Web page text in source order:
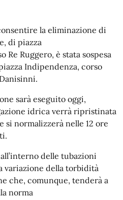
la eliminazione di
di piazza
Re Ruggero, è stata sospesa
Indipendenza, corso
sarà eseguito oggi,
idrica verrà ripristinata
si normalizzerà nelle 12 ore
delle tubazioni
variazione della torbidità
che, comunque, tenderà a
norma